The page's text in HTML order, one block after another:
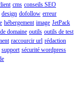
cms conseils SEO
design dofollow erreur
hébergement image JetPack
domaine outils outils de test
raccourcir url rédaction
support sécurité wordpress